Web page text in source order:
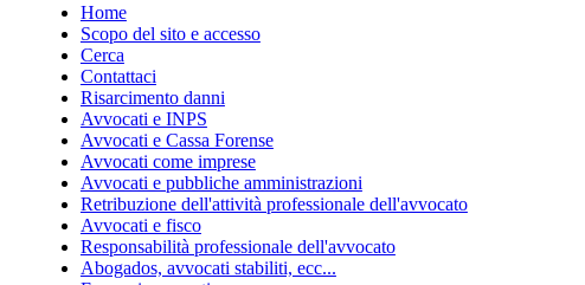
Home
Scopo del sito e accesso
Cerca
Contattaci
Risarcimento danni
Avvocati e INPS
Avvocati e Cassa Forense
Avvocati come imprese
Avvocati e pubbliche amministrazioni
Retribuzione dell'attività professionale dell'avvocato
Avvocati e fisco
Responsabilità professionale dell'avvocato
Abogados, avvocati stabiliti, ecc...